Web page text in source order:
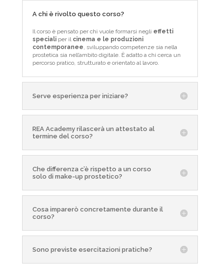
A chi è rivolto questo corso?
Il corso è pensato per chi vuole formarsi negli effetti
specialiper il cinema e le produzioni
contemporanee, sviluppando competenze sia nella
prostetica sia nell’ambito digitale. È adatto a chi cerca un
percorso pratico, strutturato e orientato al lavoro.
Serve esperienza per iniziare?
REA Academy rilascerà un attestato al
termine del corso?
Che differenza c’è rispetto a un corso
solo di make-up prostetico?
Cosa imparerò concretamente durante il
corso?
Sono previste esercitazioni pratiche?